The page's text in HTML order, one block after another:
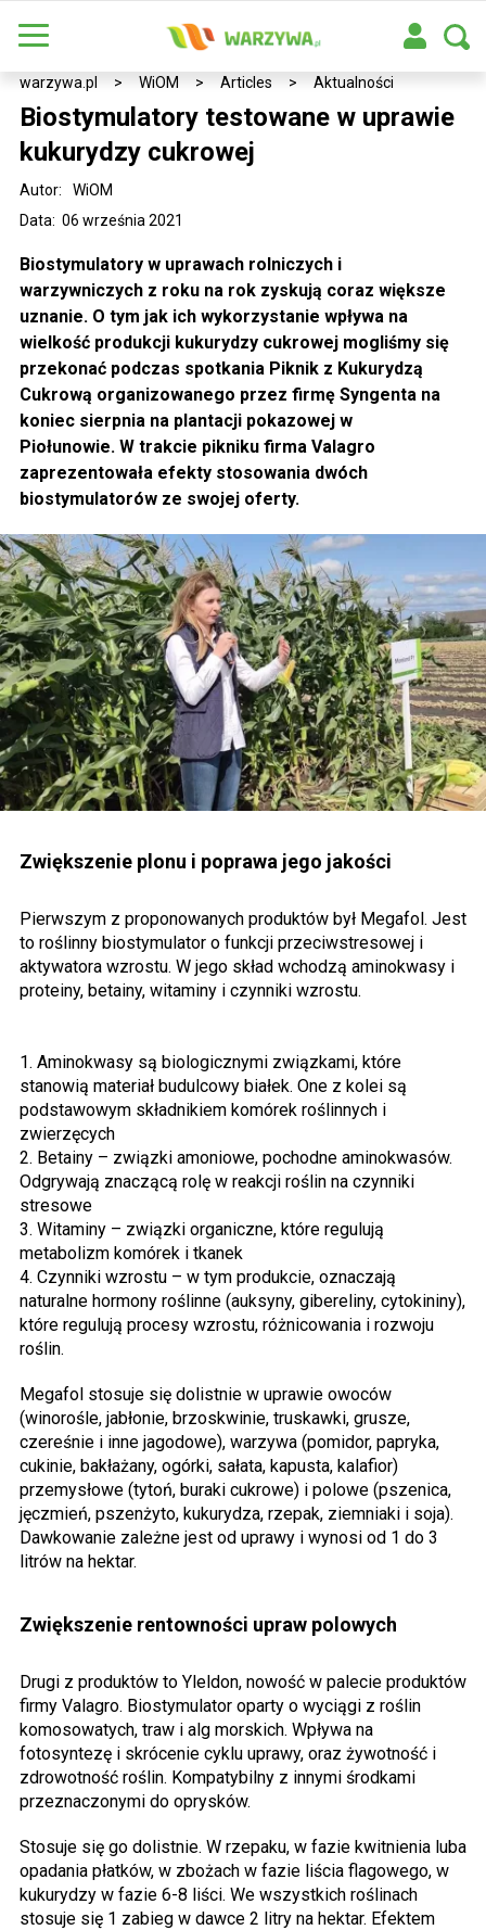
warzywa.pl > WiOM > Articles > Aktualności
Biostymulatory testowane w uprawie
kukurydzy cukrowej
Data: 06 września 2021
Autor: WiOM
Biostymulatory w uprawach rolniczych i
warzywniczych z roku na rok zyskują coraz większe
uznanie. O tym jak ich wykorzystanie wpływa na
wielkość produkcji kukurydzy cukrowej mogliśmy się
przekonać podczas spotkania Piknik z Kukurydzą
Cukrową organizowanego przez firmę Syngenta na
koniec sierpnia na plantacji pokazowej w
Piołunowie. W trakcie pikniku firma Valagro
zaprezentowała efekty stosowania dwóch
biostymulatorów ze swojej oferty.
Zwiększenie plonu i poprawa jego jakości
Pierwszym z proponowanych produktów był Megafol. Jest
to roślinny biostymulator o funkcji przeciwstresowej i
aktywatora wzrostu. W jego skład wchodzą aminokwasy i
proteiny, betainy, witaminy i czynniki wzrostu.
1. Aminokwasy są biologicznymi związkami, które
stanowią materiał budulcowy białek. One z kolei są
podstawowym składnikiem komórek roślinnych i
zwierzęcych
2. Betainy – związki amoniowe, pochodne aminokwasów.
Odgrywają znaczącą rolę w reakcji roślin na czynniki
stresowe
3. Witaminy – związki organiczne, które regulują
metabolizm komórek i tkanek
4. Czynniki wzrostu – w tym produkcie, oznaczają
naturalne hormony roślinne (auksyny, gibereliny, cytokininy),
które regulują procesy wzrostu, różnicowania i rozwoju
roślin.
Megafol stosuje się dolistnie w uprawie owoców
(winorośle, jabłonie, brzoskwinie, truskawki, grusze,
czereśnie i inne jagodowe), warzywa (pomidor, papryka,
cukinie, bakłażany, ogórki, sałata, kapusta, kalafior)
przemysłowe (tytoń, buraki cukrowe) i polowe (pszenica,
jęczmień, pszenżyto, kukurydza, rzepak, ziemniaki i soja).
Dawkowanie zależne jest od uprawy i wynosi od 1 do 3
litrów na hektar.
Zwiększenie rentowności upraw polowych
Drugi z produktów to Yleldon, nowość w palecie produktów
firmy Valagro. Biostymulator oparty o wyciągi z roślin
komosowatych, traw i alg morskich. Wpływa na
fotosyntezę i skrócenie cyklu uprawy, oraz żywotność i
zdrowotność roślin. Kompatybilny z innymi środkami
przeznaczonymi do oprysków.
Stosuje się go dolistnie. W rzepaku, w fazie kwitnienia luba
opadania płatków, w zbożach w fazie liścia flagowego, w
kukurydzy w fazie 6-8 liści. We wszystkich roślinach
stosuje się 1 zabieg w dawce 2 litry na hektar. Efektem